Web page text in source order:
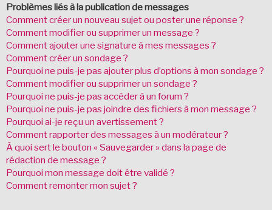
Problèmes liés à la publication de messages
Comment créer un nouveau sujet ou poster une réponse ?
Comment modifier ou supprimer un message ?
Comment ajouter une signature à mes messages ?
Comment créer un sondage ?
Pourquoi ne puis-je pas ajouter plus d’options à mon sondage ?
Comment modifier ou supprimer un sondage ?
Pourquoi ne puis-je pas accéder à un forum ?
Pourquoi ne puis-je pas joindre des fichiers à mon message ?
Pourquoi ai-je reçu un avertissement ?
Comment rapporter des messages à un modérateur ?
À quoi sert le bouton « Sauvegarder » dans la page de
rédaction de message ?
Pourquoi mon message doit être validé ?
Comment remonter mon sujet ?